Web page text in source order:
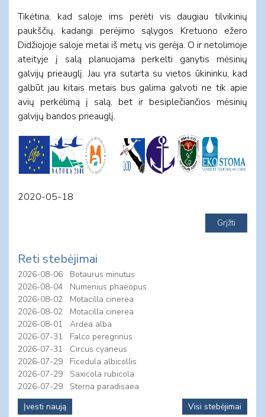
Tikėtina, kad saloje ims perėti vis daugiau tilvikinių
paukščių, kadangi perėjimo sąlygos Kretuono ežero
Didžiojoje saloje metai iš metų vis gerėja. O ir netolimoje
ateityje į salą planuojama perkelti ganytis mėsinių
galvijų prieauglį. Jau yra sutarta su vietos ūkininku, kad
galbūt jau kitais metais bus galima galvoti ne tik apie
avių perkėlimą į salą, bet ir besiplečiančios mėsinių
galvijų bandos prieauglį.
2020-05-18
Reti stebėjimai
2026-08-06
Botaurus minutus
2026-08-04
Numenius phaeopus
2026-08-02
Motacilla cinerea
2026-08-02
Motacilla cinerea
2026-08-01
Ardea alba
2026-07-31
Falco peregrinus
2026-07-31
Circus cyaneus
2026-07-29
Ficedula albicollis
2026-07-29
Saxicola rubicola
2026-07-29
Sterna paradisaea
Įvesti naują
Visi stebėjimai